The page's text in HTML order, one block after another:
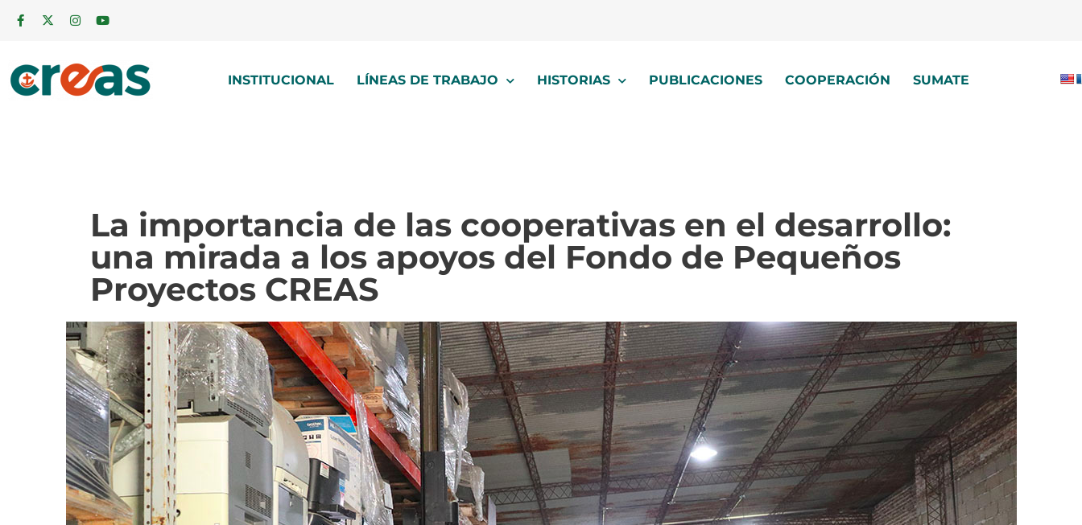
INSTITUCIONAL LÍNEAS DE TRABAJO HISTORIAS PUBLICACIONES COOPERACIÓN SUMATE
La importancia de las cooperativas en el desarrollo:
una mirada a los apoyos del Fondo de Pequeños
Proyectos CREAS